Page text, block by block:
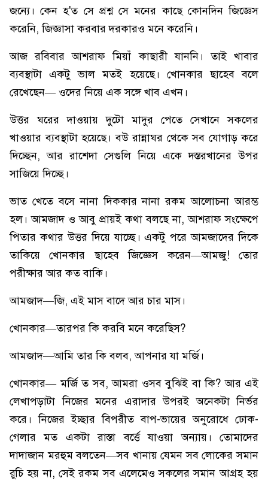
জন্যে। কেন হ'ত সে প্রশ্ন সে মনের কাছে কোনদিন জিজ্ঞেস
করেনি, জিজ্ঞাসা করবার দরকারও মনে করেনি।
আজ রবিবার আশরাফ মিয়াঁ কাছারী যাননি। তাই খাবার
ব্যবস্থাটা একটু ভাল মতই হয়েছে। খোনকার ছাহেব বলে
রেখেছেন— ওদের নিয়ে এক সঙ্গে খাব এখন।
উত্তর ঘরের দাওয়ায় দুটো মাদুর পেতে সেখানে সকলের
খাওয়ার ব্যবস্থাটা হয়েছে। বউ রান্নাঘর থেকে সব যোগাড় করে
দিচ্ছেন, আর রাশেদা সেগুলি নিয়ে একে দস্তরখানের উপর
সাজিয়ে দিচ্ছে।
ভাত খেতে বসে নানা দিককার নানা রকম আলোচনা আরম্ভ
হল। আমজাদ ও আবু প্রায়ই কথা বলছে না, আশরাফ সংক্ষেপে
পিতার কথার উত্তর দিয়ে যাচ্ছে। একটু পরে আমজাদের দিকে
তাকিয়ে খোনকার ছাহেব জিজ্ঞেস করেন—আমজু! তোর
পরীক্ষার আর কত বাকি।
আমজাদ—জি, এই মাস বাদে আর চার মাস।
খোনকার—তারপর কি করবি মনে করেছিস?
আমজাদ—আমি তার কি বলব, আপনার যা মর্জি।
খোনকার— মর্জি ত সব, আমরা ওসব বুঝিই বা কি? আর এই
লেখাপড়াটা নিজের মনের এরাদার উপরই অনেকটা নির্ভর
করে। নিজের ইচ্ছার বিপরীত বাপ-ভায়ের অনুরোধে ঢোক-
গেলার মত একটা রাস্তা বর্ত্তে যাওয়া অন্যায়। তোমাদের
দাদাজান মরহুম বলতেন—সব খানায় যেমন সব লোকের সমান
রুচি হয় না, সেই রকম সব এলেমেও সকলের সমান আগ্রহ হয়